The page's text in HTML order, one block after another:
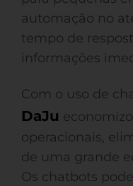
automação no
tempo de
informações
Com o uso de
DaJu
operacionais,
de uma grande
Os chatbots